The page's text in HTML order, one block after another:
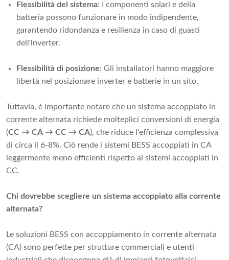
Flessibilità del sistema: I componenti solari e della
batteria possono funzionare in modo indipendente,
garantendo ridondanza e resilienza in caso di guasti
dell'inverter.
Flessibilità di posizione: Gli installatori hanno maggiore
libertà nel posizionare inverter e batterie in un sito.
Tuttavia, è importante notare che un sistema accoppiato in
corrente alternata richiede molteplici conversioni di energia
(CC → CA → CC → CA), che riduce l'efficienza complessiva
di circa il 6-8%. Ciò rende i sistemi BESS accoppiati in CA
leggermente meno efficienti rispetto ai sistemi accoppiati in
CC.
Chi dovrebbe scegliere un sistema accoppiato alla corrente
alternata?
Le soluzioni BESS con accoppiamento in corrente alternata
(CA) sono perfette per strutture commerciali e utenti